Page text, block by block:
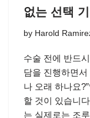
없는 선택
by Harold
수술 전에 반드
담을 진행하면
나 오래 하나요
할 것이 있습니
는 실제로는 조